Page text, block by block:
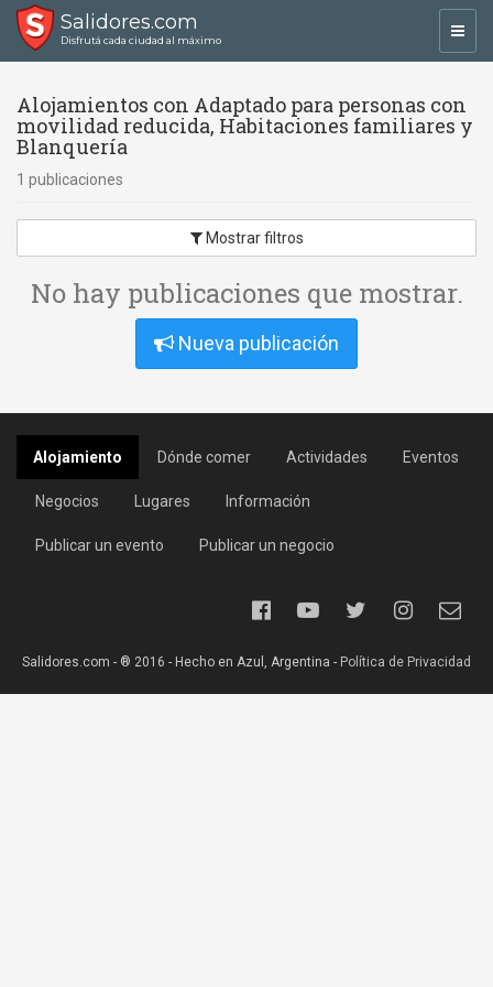
Salidores.com
Disfrutá cada ciudad al máximo
Alojamientos con Adaptado para personas con
movilidad reducida, Habitaciones familiares y
Blanquería
1 publicaciones
Mostrar filtros
No hay publicaciones que mostrar.
Nueva publicación
Alojamiento Dónde comer Actividades Eventos
Negocios Lugares Información
Publicar un evento Publicar un negocio
Salidores.com - ® 2016 - Hecho en Azul, Argentina - Política de Privacidad